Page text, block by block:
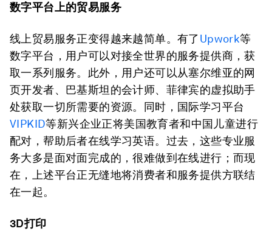
数字平台上的贸易服务
线上贸易服务正变得越来越简单。有了Upwork等
数字平台，用户可以对接全世界的服务提供商，获
取一系列服务。此外，用户还可以从塞尔维亚的网
页开发者、巴基斯坦的会计师、菲律宾的虚拟助手
处获取一切所需要的资源。同时，国际学习平台
VIPKID等新兴企业正将美国教育者和中国儿童进行
配对，帮助后者在线学习英语。过去，这些专业服
务大多是面对面完成的，很难做到在线进行；而现
在，上述平台正无缝地将消费者和服务提供方联结
在一起。
3D打印